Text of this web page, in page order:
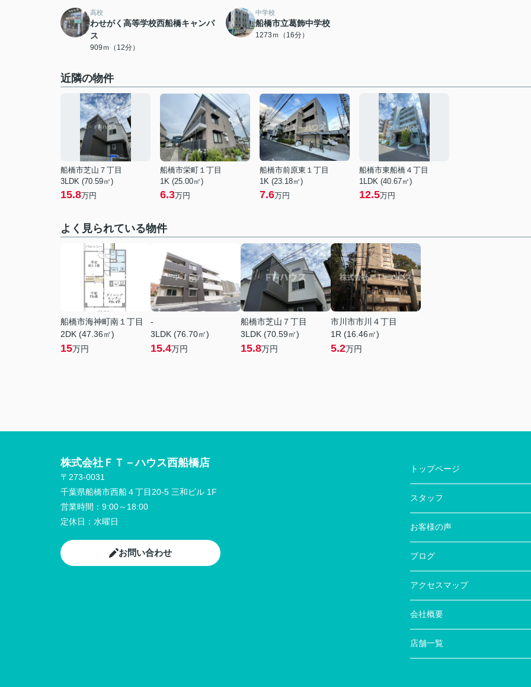
高校
わせがく高等学校西船橋キャンパ
ス
909ｍ（12分）
中学校
船橋市立葛飾中学校
1273ｍ（16分）
近隣の物件
船橋市芝山７丁目
3LDK (70.59㎡)
15.8万円
船橋市栄町１丁目
1K (25.00㎡)
6.3万円
船橋市前原東１丁目
1K (23.18㎡)
7.6万円
船橋市東船橋４丁目
1LDK (40.67㎡)
12.5万円
よく見られている物件
船橋市海神町南１丁目
2DK (47.36㎡)
15万円
-
3LDK (76.70㎡)
15.4万円
船橋市芝山７丁目
3LDK (70.59㎡)
15.8万円
市川市市川４丁目
1R (16.46㎡)
5.2万円
株式会社ＦＴ－ハウス西船橋店
〒273-0031
千葉県船橋市西船４丁目20-5 三和ビル 1F
営業時間： 9:00～18:00
定休日： 水曜日
お問い合わせ
トップページ
スタッフ
お客様の声
ブログ
アクセスマップ
会社概要
店舗一覧